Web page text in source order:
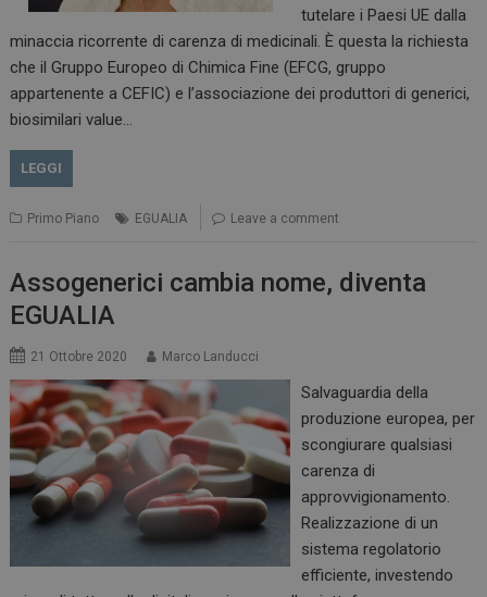
tutelare i Paesi UE dalla
minaccia ricorrente di carenza di medicinali. È questa la richiesta
che il Gruppo Europeo di Chimica Fine (EFCG, gruppo
appartenente a CEFIC) e l’associazione dei produttori di generici,
biosimilari value…
LEGGI
Primo Piano EGUALIA Leave a comment
Assogenerici cambia nome, diventa
EGUALIA
21 Ottobre 2020 Marco Landucci
Salvaguardia della
produzione europea, per
scongiurare qualsiasi
carenza di
approvvigionamento.
Realizzazione di un
sistema regolatorio
efficiente, investendo
www.dailyhealthindustry.it